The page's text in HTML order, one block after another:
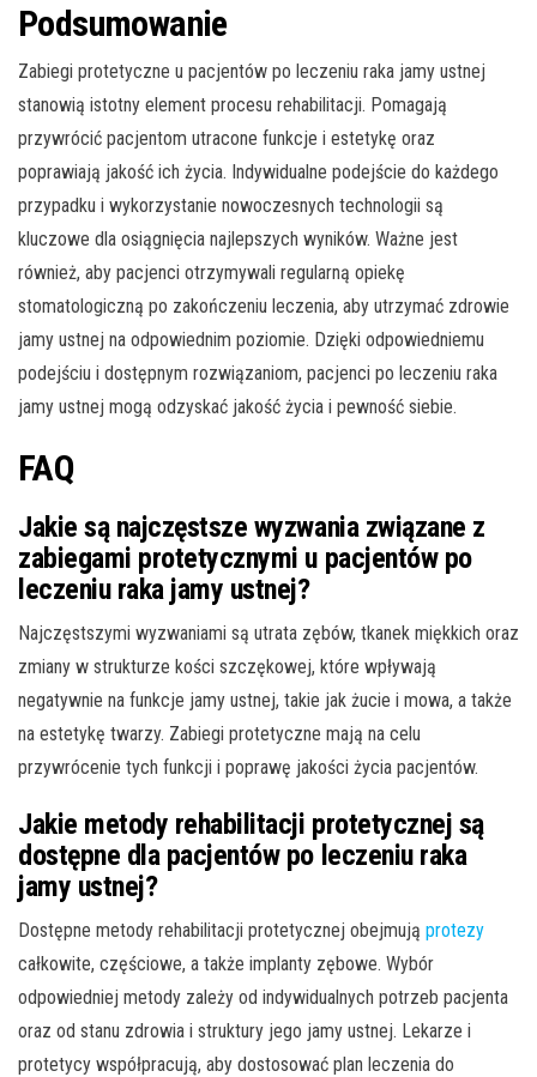
Podsumowanie
Zabiegi protetyczne u pacjentów po leczeniu raka jamy ustnej
stanowią istotny element procesu rehabilitacji. Pomagają
przywrócić pacjentom utracone funkcje i estetykę oraz
poprawiają jakość ich życia. Indywidualne podejście do każdego
przypadku i wykorzystanie nowoczesnych technologii są
kluczowe dla osiągnięcia najlepszych wyników. Ważne jest
również, aby pacjenci otrzymywali regularną opiekę
stomatologiczną po zakończeniu leczenia, aby utrzymać zdrowie
jamy ustnej na odpowiednim poziomie. Dzięki odpowiedniemu
podejściu i dostępnym rozwiązaniom, pacjenci po leczeniu raka
jamy ustnej mogą odzyskać jakość życia i pewność siebie.
FAQ
Jakie są najczęstsze wyzwania związane z
zabiegami protetycznymi u pacjentów po
leczeniu raka jamy ustnej?
Najczęstszymi wyzwaniami są utrata zębów, tkanek miękkich oraz
zmiany w strukturze kości szczękowej, które wpływają
negatywnie na funkcje jamy ustnej, takie jak żucie i mowa, a także
na estetykę twarzy. Zabiegi protetyczne mają na celu
przywrócenie tych funkcji i poprawę jakości życia pacjentów.
Jakie metody rehabilitacji protetycznej są
dostępne dla pacjentów po leczeniu raka
jamy ustnej?
Dostępne metody rehabilitacji protetycznej obejmują protezy
całkowite, częściowe, a także implanty zębowe. Wybór
odpowiedniej metody zależy od indywidualnych potrzeb pacjenta
oraz od stanu zdrowia i struktury jego jamy ustnej. Lekarze i
protetycy współpracują, aby dostosować plan leczenia do